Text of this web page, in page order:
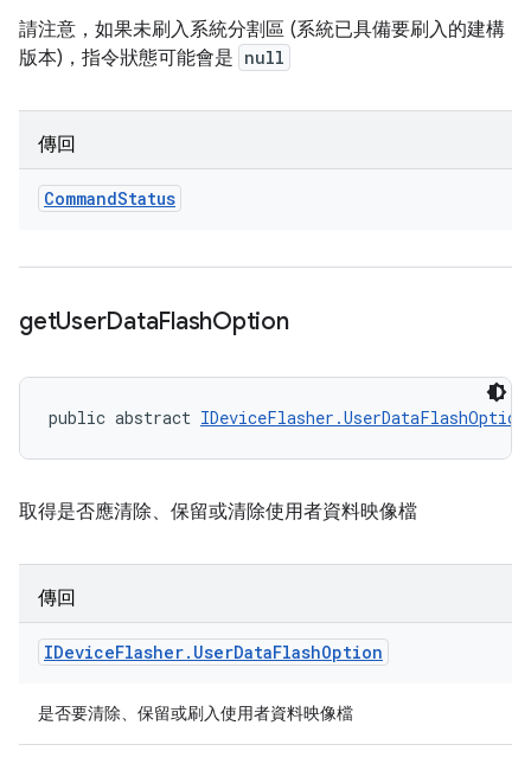
請注意，如果未刷入系統分割區 (系統已具備要刷入的建構
版本)，指令狀態可能會是 null
傳回
CommandStatus
getUserDataFlashOption
public abstract IDeviceFlasher.UserDataFlashOption
取得是否應清除、保留或清除使用者資料映像檔
傳回
IDeviceFlasher. UserDataFlashOption
是否要清除、保留或刷入使用者資料映像檔